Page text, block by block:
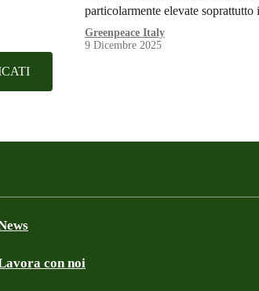
particolarmente elevate
Greenpeace Italy
9 Dicembre 2025
con noi